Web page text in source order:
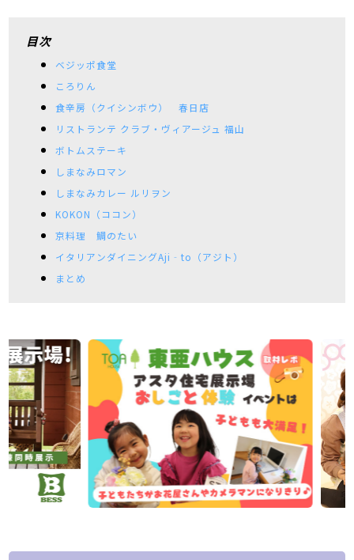
目次
ベジッポ食堂
ころりん
食辛房（クイシンボウ） 春日店
リストランテ クラブ・ヴィアージュ 福山
ボトムステーキ
しまなみロマン
しまなみカレー ルリヲン
KOKON（ココン）
京料理 鯛のたい
イタリアンダイニングAji‐to（アジト）
まとめ